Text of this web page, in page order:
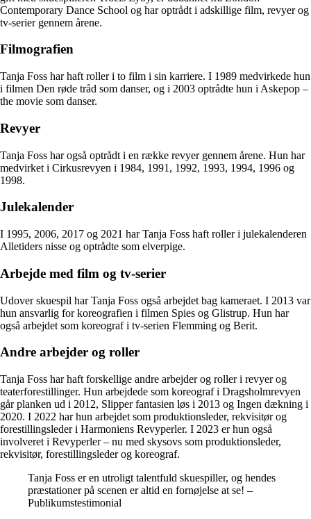
Contemporary Dance School og har optrådt i adskillige film, revyer og
tv-serier gennem årene.
Filmografien
Tanja Foss har haft roller i to film i sin karriere. I 1989 medvirkede hun
i filmen Den røde tråd som danser, og i 2003 optrådte hun i Askepop –
the movie som danser.
Revyer
Tanja Foss har også optrådt i en række revyer gennem årene. Hun har
medvirket i Cirkusrevyen i 1984, 1991, 1992, 1993, 1994, 1996 og
1998.
Julekalender
I 1995, 2006, 2017 og 2021 har Tanja Foss haft roller i julekalenderen
Alletiders nisse og optrådte som elverpige.
Arbejde med film og tv-serier
Udover skuespil har Tanja Foss også arbejdet bag kameraet. I 2013 var
hun ansvarlig for koreografien i filmen Spies og Glistrup. Hun har
også arbejdet som koreograf i tv-serien Flemming og Berit.
Andre arbejder og roller
Tanja Foss har haft forskellige andre arbejder og roller i revyer og
teaterforestillinger. Hun arbejdede som koreograf i Dragsholmrevyen
går planken ud i 2012, Slipper fantasien løs i 2013 og Ingen dækning i
2020. I 2022 har hun arbejdet som produktionsleder, rekvisitør og
forestillingsleder i Harmoniens Revyperler. I 2023 er hun også
involveret i Revyperler – nu med skysovs som produktionsleder,
rekvisitør, forestillingsleder og koreograf.
Tanja Foss er en utroligt talentfuld skuespiller, og hendes
præstationer på scenen er altid en fornøjelse at se! –
Publikumstestimonial